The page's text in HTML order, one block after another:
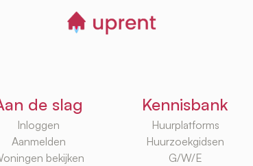
de slag
Inloggen
Aanmelden
bekijken
Kennisbank
Huurplatforms
Huurzoekgidsen
G/W/E